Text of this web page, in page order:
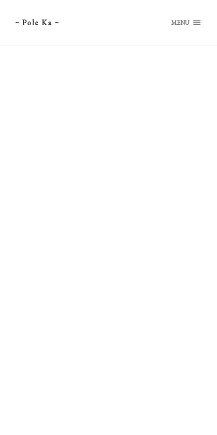
~ Pole Ka ~ MENU